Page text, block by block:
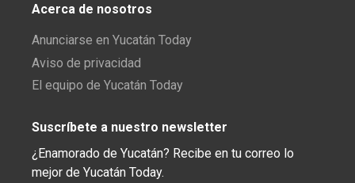
Acerca de nosotros
Anunciarse en Yucatán Today
Aviso de privacidad
El equipo de Yucatán Today
Suscríbete a nuestro newsletter
¿Enamorado de Yucatán? Recibe en tu correo lo
mejor de Yucatán Today.